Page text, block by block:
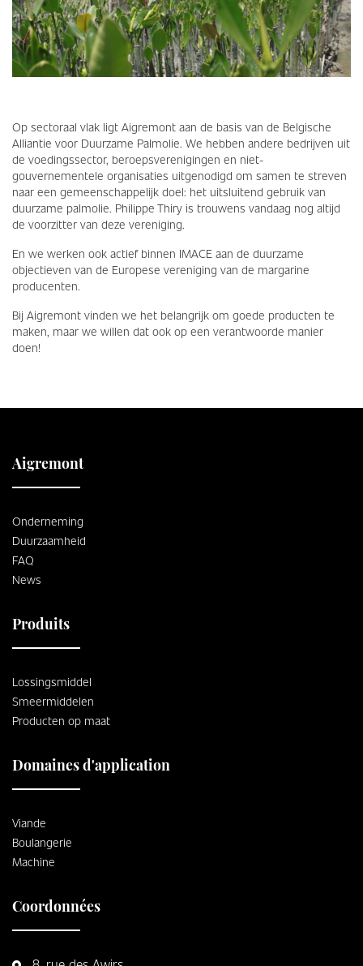
Op sectoraal vlak ligt Aigremont aan de basis van de Belgische
Alliantie voor Duurzame Palmolie. We hebben andere bedrijven uit
de voedingssector, beroepsverenigingen en niet-
gouvernementele organisaties uitgenodigd om samen te streven
naar een gemeenschappelijk doel: het uitsluitend gebruik van
duurzame palmolie. Philippe Thiry is trouwens vandaag nog altijd
de voorzitter van deze vereniging.
En we werken ook actief binnen IMACE aan de duurzame
objectieven van de Europese vereniging van de margarine
producenten.
Bij Aigremont vinden we het belangrijk om goede producten te
maken, maar we willen dat ook op een verantwoorde manier
doen!
Aigremont
Onderneming
Duurzaamheid
FAQ
News
Produits
Lossingsmiddel
Smeermiddelen
Producten op maat
Domaines d'application
Viande
Boulangerie
Machine
Coordonnées